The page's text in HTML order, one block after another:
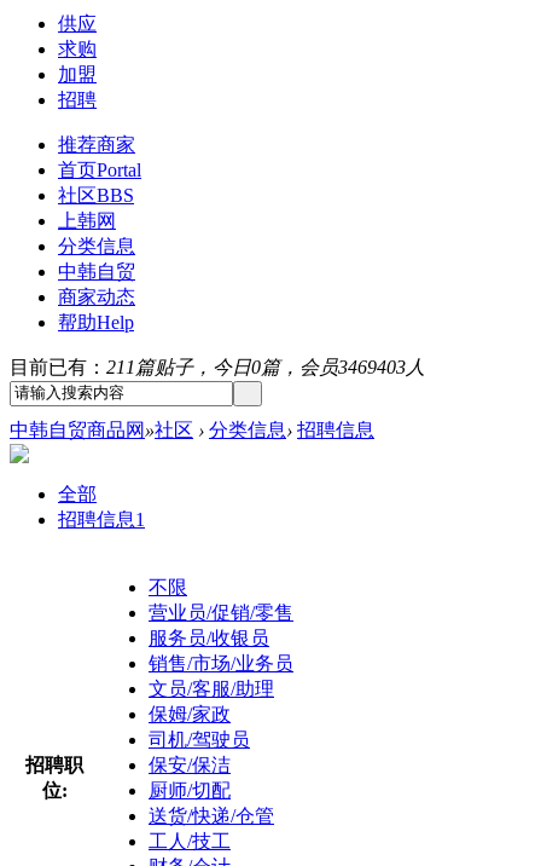
供应
求购
加盟
招聘
推荐商家
首页Portal
社区BBS
上韩网
分类信息
中韩自贸
商家动态
帮助Help
目前已有： 211篇贴子，今日0篇，会员3469403人
中韩自贸商品网 »社区 › 分类信息› 招聘信息
全部
招聘信息1
招聘职
位:
不限
营业员/促销/零售
服务员/收银员
销售/市场/业务员
文员/客服/助理
保姆/家政
司机/驾驶员
保安/保洁
厨师/切配
送货/快递/仓管
工人/技工